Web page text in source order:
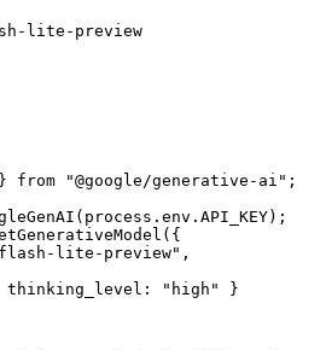
lite-preview
from "@google/generative-ai";
lite-preview",
"high" }